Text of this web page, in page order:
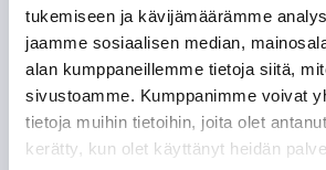
tukemiseen ja kävijämäärämme
jaamme sosiaalisen median,
alan kumppaneillemme tietoja siitä,
sivustoamme. Kumppanimme voivat
tietoja muihin tietoihin, joita olet
kerätty, kun olet käyttänyt heidän
TYYLITAITURIEN
ILPO KAUHASEN 188 MINUUTTIA
TUNTEMATTOMAMPI TARINA